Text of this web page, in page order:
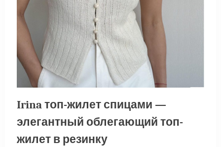
Irina топ-жилет спицами —
элегантный облегающий топ-
жилет в резинку